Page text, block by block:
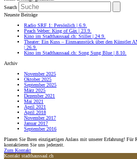
Search
Neueste Beiträge
Radio SRF 1: Persönlich | 6.9.
Peach Weber: King of Gäx | 23.9.
Kino im Stadthaussaal.ch: Stiller | 24.9.
Theater: Ein Kuss – Einmannstück über den Künstler
| 26.9.
Kino im Stadthaussaal.ch: Song Sung Blue | 8.10.
Archiv
November 2025
Oktober 2025
September 2025
März 2025
Dezember 2021
Mai 2021
April 2021
April 2018
November 2017
Januar 2017
September 2016
Planen Sie Ihren einzigartigen Anlass mit unserer Erfahrung! Für
kontaktieren Sie uns jederzeit.
Zum Kontakt
Kontakt stadthaussaal.ch